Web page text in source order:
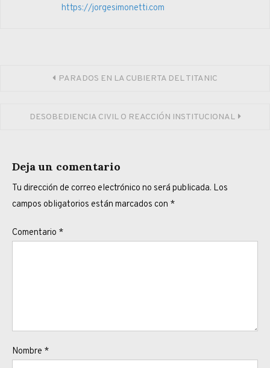
https://jorgesimonetti.com
NavegaciónPARADOS EN LA CUBIERTA DEL TITANIC
DESOBEDIENCIA CIVIL O REACCIÓN INSTITUCIONAL
Deja un comentario
Tu dirección de correo electrónico no será publicada. Los
campos obligatorios están marcados con *
Comentario *
Nombre *